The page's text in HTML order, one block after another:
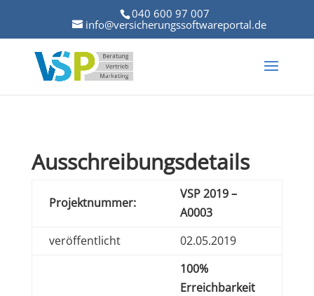
040 600 97 007
info@versicherungssoftwareportal.de
Ausschreibungsdetails
Projektnummer:
VSP 2019 –
A0003
veröffentlicht
02.05.2019
100%
Erreichbarkeit